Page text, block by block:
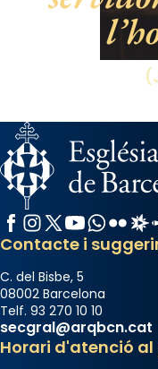
Facebook
Instagram
X / Twitter
YouTubeFlickr
Contacte i
C. del Bisbe, 5
08002 Barcelona
Telf. 93 270 10 10
secgral@arqbcn.cat
Horari d'atenció al